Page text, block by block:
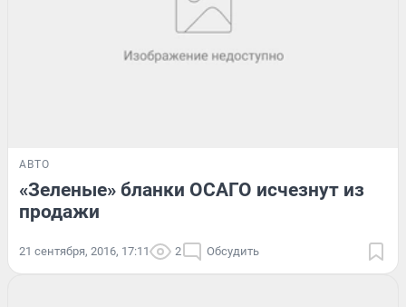
АВТО
«Зеленые» бланки ОСАГО исчезнут из
продажи
21 сентября, 2016, 17:11 2 Обсудить